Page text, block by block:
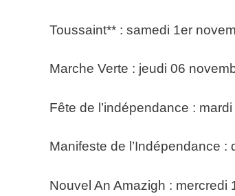
Toussaint** : samedi 1er
Marche Verte : jeudi 06
Fête de l’indépendance :
Manifeste de l’Indépendance
Nouvel An Amazigh : mercredi